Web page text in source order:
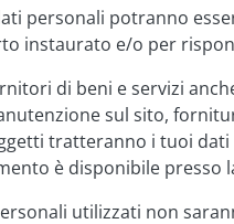
personali potranno
instaurato e/o per
di beni e servizi
sul sito,
tratteranno i tuoi dati
è disponibile presso
utilizzati non